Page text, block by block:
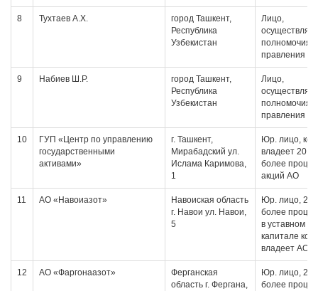
8 Тухтаев А.Х.
город Ташкент,
Республика
Узбекистан
Лицо,
полномочия
правления
9 Набиев Ш.Р.
город Ташкент,
Республика
Узбекистан
Лицо,
полномочия
правления
10
ГУП «Центр по управлению
государственными
активами»
г. Ташкент,
Мирабадский ул.
Ислама Каримова,
1
Юр. лицо,
владеет 20 и
более
акций АО
11 АО «Навоиазот»
Навоиская область
г. Навои ул. Навои,
5
Юр. лицо, 20
более
в уставном
капитале
владеет АО
12 АО «Фаргонаазот»
Ферганская
область г. Фергана,
Юр. лицо, 20
более